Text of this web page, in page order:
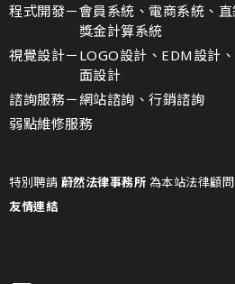
程式開發－會員系統、電商系統、
獎金計算系統
視覺設計－ LOGO設計、EDM設計
面設計
諮詢服務－ 網站諮詢、行銷諮詢
弱點維修服務
特別聘請 蔚然法律事務所 為本站法律顧問
友情連結